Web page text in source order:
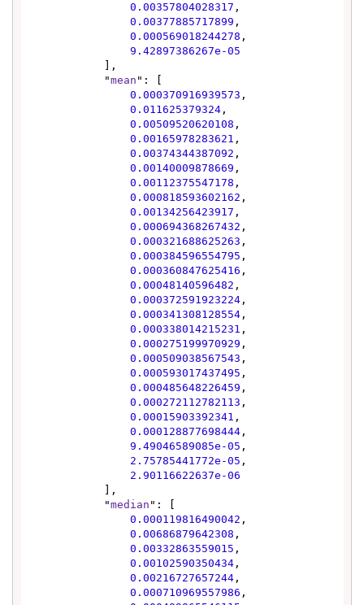
0.00357804028317 ,
0.00377885717899 ,
0.000569018244278 ,
9.42897386267e-05
            "
mean ": [
0.000370916939573 ,
0.011625379324 ,
0.00509520620108 ,
0.00165978283621 ,
0.00374344387092 ,
0.00140009878669 ,
0.00112375547178 ,
0.000818593602162 ,
0.00134256423917 ,
0.000694368267432 ,
0.000321688625263 ,
0.000384596554795 ,
0.000360847625416 ,
0.00048140596482 ,
0.000372591923224 ,
0.000341308128554 ,
0.000338014215231 ,
0.000275199970929 ,
0.000509038567543 ,
0.000593017437495 ,
0.000485648226459 ,
0.000272112782113 ,
0.00015903392341 ,
0.000128877698444 ,
9.49046589085e-05 ,
2.75785441772e-05 ,
2.90116622637e-06
            "
median ": [
0.000119816490042 ,
0.00686879642308 ,
0.00332863559015 ,
0.00102590350434 ,
0.00216727657244 ,
0.000710969557986 ,